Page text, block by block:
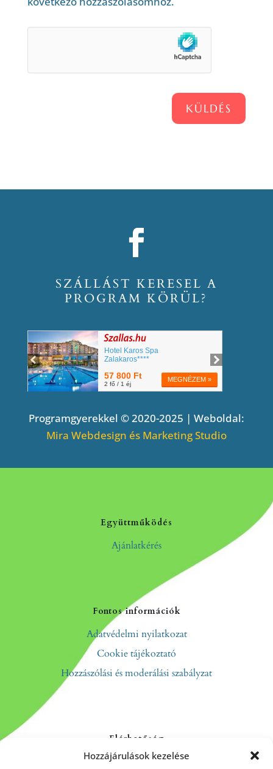
Hozzájárulások kezelése
KÜLDÉS
SZÁLLÁST KERESEL A
PROGRAM KÖRÜL?
Programgyerekkel © 2020-2025 | Weboldal:
Mira Webdesign és Marketing Studio
Együttműködés
Ajánlatkérés
Fontos információk
Adatvédelmi nyilatkozat
Cookie tájékoztató
Hozzászólási és moderálási szabályzat
Elérhetőség
Kapcsolat